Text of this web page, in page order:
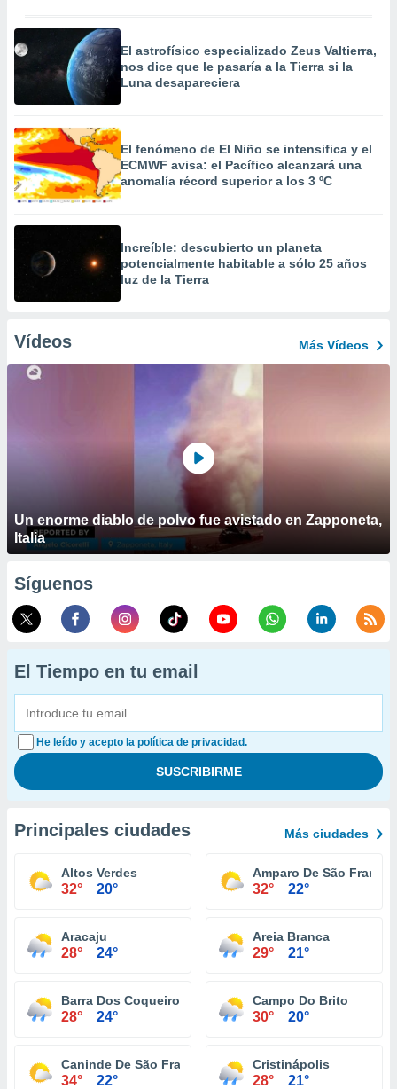
El astrofísico especializado Zeus Valtierra,
nos dice que le pasaría a la Tierra si la
Luna desapareciera
El fenómeno de El Niño se intensifica y el
ECMWF avisa: el Pacífico alcanzará una
anomalía récord superior a los 3 ºC
Increíble: descubierto un planeta
potencialmente habitable a sólo 25 años
luz de la Tierra
Vídeos Más Vídeos
Un enorme diablo de polvo fue avistado en Zapponeta,
Italia
Síguenos
El Tiempo en tu email
He leído y acepto la política de privacidad.
Principales ciudades Más ciudades
Altos Verdes
32° 20°
Amparo De São
32° 22°
Aracaju
28° 24°
Areia Branca
29° 21°
Barra Dos Coqueiros
28° 24°
Campo Do Brito
30° 20°
Caninde De São Francisco
34° 22°
Cristinápolis
28° 21°